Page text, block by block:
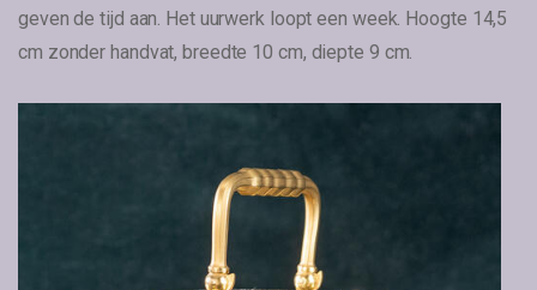
geven de tijd aan. Het uurwerk loopt een week. Hoogte 14,5
cm zonder handvat, breedte 10 cm, diepte 9 cm.